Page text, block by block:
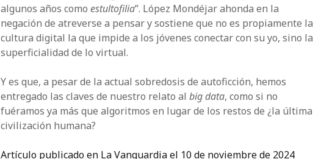
algunos años como estultofilia”. López Mondéjar ahonda en la
negación de atreverse a pensar y sostiene que no es propiamente la
cultura digital la que impide a los jóvenes conectar con su yo, sino la
superficialidad de lo virtual.
Y es que, a pesar de la actual sobredosis de autoficción, hemos
entregado las claves de nuestro relato al big data, como si no
fuéramos ya más que algoritmos en lugar de los restos de ¿la última
civilización humana?­
Artículo publicado en La Vanguardia el 10 de noviembre de 2024